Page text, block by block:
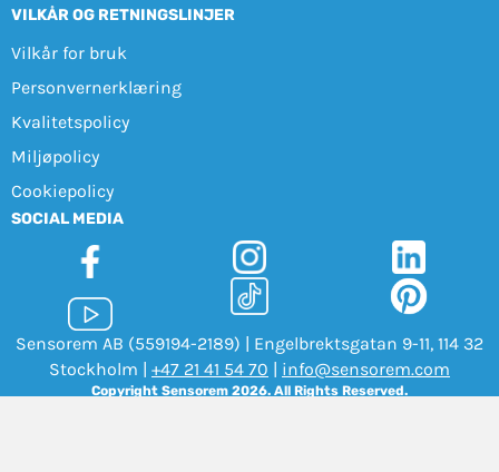
VILKÅR OG RETNINGSLINJER
Vilkår for bruk
Personvernerklæring
Kvalitetspolicy
Miljøpolicy
Cookiepolicy
SOCIAL MEDIA
Sensorem AB (559194-2189) | Engelbrektsgatan 9-11, 114 32
Stockholm | +47 21 41 54 70 | info@sensorem.com
Copyright Sensorem 2026. All Rights Reserved.